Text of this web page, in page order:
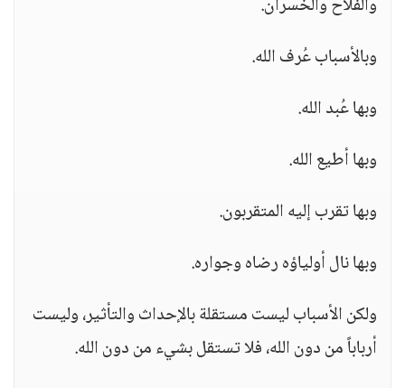
والفلاح والخسران.
وبالأسباب عُرف الله.
وبها عُبد الله.
وبها أطيع الله.
وبها تقرب إليه المتقربون.
وبها نال أولياؤه رضاه وجواره.
ولكن الأسباب ليست مستقلة بالإحداث والتأثير، وليست
أرباباً من دون الله، فلا تستقل بشيء من دون الله.